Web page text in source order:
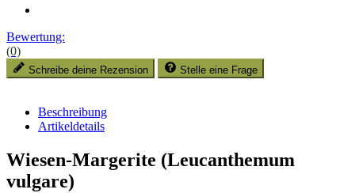
Bewertung:
(0)
Schreibe deine Rezension Stelle eine Frage
Beschreibung
Artikeldetails
Wiesen-Margerite (Leucanthemum
vulgare)